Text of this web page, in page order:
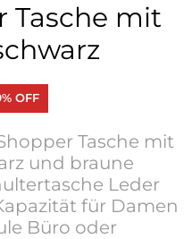
Tasche mit
OFF
Tasche mit
und braune
Leder
für Damen
Büro oder